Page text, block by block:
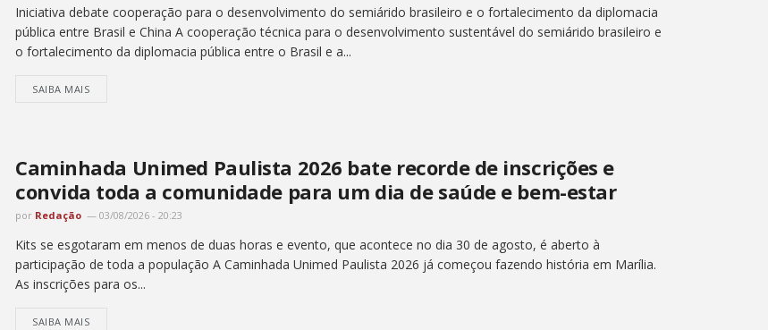
Iniciativa debate cooperação para o desenvolvimento do semiárido brasileiro e o fortalecimento da diplomacia
pública entre Brasil e China A cooperação técnica para o desenvolvimento sustentável do semiárido brasileiro e
o fortalecimento da diplomacia pública entre o Brasil e a...
SAIBA MAIS
Caminhada Unimed Paulista 2026 bate recorde de inscrições e
convida toda a comunidade para um dia de saúde e bem-estar
por Redação 03/08/2026 - 20:23
Kits se esgotaram em menos de duas horas e evento, que acontece no dia 30 de agosto, é aberto à
participação de toda a população A Caminhada Unimed Paulista 2026 já começou fazendo história em Marília.
As inscrições para os...
SAIBA MAIS